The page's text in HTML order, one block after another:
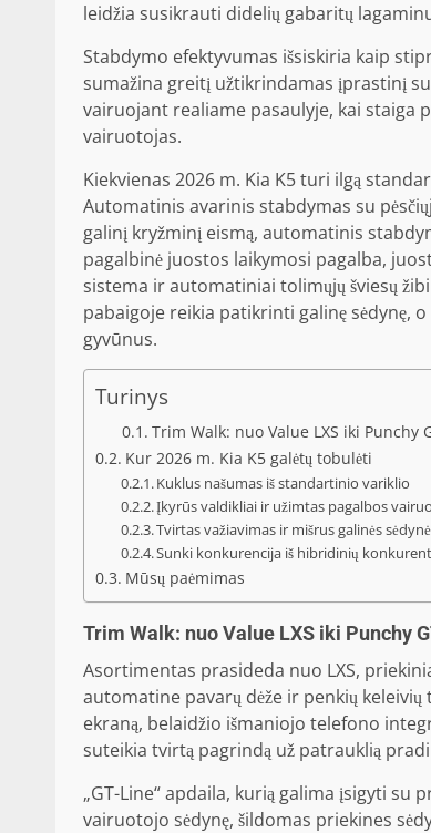
leidžia susikrauti didelių gabaritų
Stabdymo efektyvumas išsiskiria kaip
sumažina greitį užtikrindamas įprastinį
vairuojant realiame pasaulyje, kai staiga
vairuotojas.
Kiekvienas 2026 m. Kia K5 turi ilgą
Automatinis avarinis stabdymas su
galinį kryžminį eismą, automatinis
pagalbinė juostos laikymosi pagalba,
sistema ir automatiniai tolimųjų šviesų
pabaigoje reikia patikrinti galinę sėdynę,
gyvūnus.
Turinys
Trim Walk: nuo Value LXS iki Punchy
Kur 2026 m. Kia K5 galėtų tobulėti
Kuklus našumas iš standartinio variklio
Įkyrūs valdikliai ir užimtas pagalbos
Tvirtas važiavimas ir mišrus galinės
Sunki konkurencija iš hibridinių
Mūsų paėmimas
Trim Walk: nuo Value LXS iki Punchy
Asortimentas prasideda nuo LXS,
automatine pavarų dėže ir penkių
ekraną, belaidžio išmaniojo telefono
suteikia tvirtą pagrindą už patrauklią
„GT-Line“ apdaila, kurią galima įsigyti
vairuotojo sėdynę, šildomas priekines